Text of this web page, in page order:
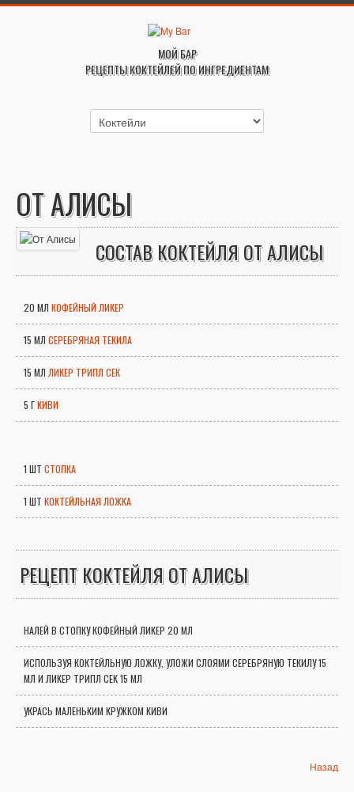
МОЙ БАР
РЕЦЕПТЫ КОКТЕЙЛЕЙ ПО ИНГРЕДИЕНТАМ
ОТ АЛИСЫ
СОСТАВ КОКТЕЙЛЯ ОТ АЛИСЫ
20 МЛ КОФЕЙНЫЙ ЛИКЕР
15 МЛ СЕРЕБРЯНАЯ ТЕКИЛА
15 МЛ ЛИКЕР ТРИПЛ СЕК
5 ГКИВИ
1 ШТ СТОПКА
1 ШТ КОКТЕЙЛЬНАЯ ЛОЖКА
РЕЦЕПТ КОКТЕЙЛЯ ОТ АЛИСЫ
НАЛЕЙ В СТОПКУ КОФЕЙНЫЙ ЛИКЕР 20 МЛ
ИСПОЛЬЗУЯ КОКТЕЙЛЬНУЮ ЛОЖКУ, УЛОЖИ СЛОЯМИ СЕРЕБРЯНУЮ ТЕКИЛУ 15
МЛ И ЛИКЕР ТРИПЛ СЕК 15 МЛ
УКРАСЬ МАЛЕНЬКИМ КРУЖКОМ КИВИ
Назад